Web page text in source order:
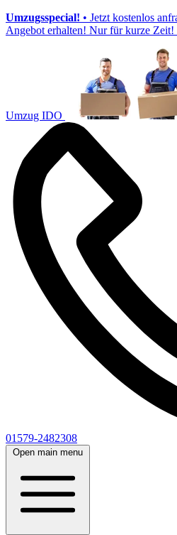
Umzugsspecial! • Jetzt kostenlos
Angebot erhalten! Nur für kurze Zeit!
Umzug IDO
01579-2482308
Open main menu